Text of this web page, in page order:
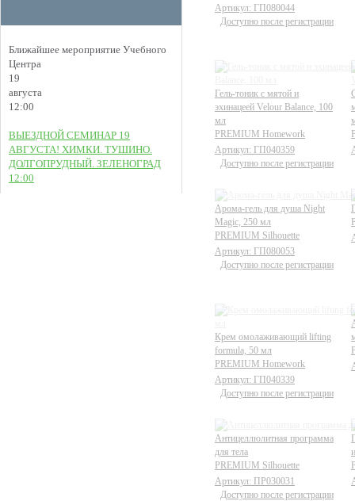
Ближайшее мероприятие Учебного
Центра
19
августа
12:00
ВЫЕЗДНОЙ СЕМИНАР 19
АВГУСТА! ХИМКИ. ТУШИНО.
ДОЛГОПРУДНЫЙ. ЗЕЛЕНОГРАД
12:00
Артикул: ГП080044
Доступно после регистрации
Гель-тоник с мятой и
эхинацеей Velour Balance, 100
мл
PREMIUM Homework
Артикул: ГП040359
Доступно после регистрации
Арома-гель для душа Night
Magic, 250 мл
PREMIUM Silhouette
Артикул: ГП080053
Доступно после регистрации
Крем омолаживающий lifting
formula, 50 мл
PREMIUM Homework
Артикул: ГП040339
Доступно после регистрации
Антицеллюлитная программа
для тела
PREMIUM Silhouette
Артикул: ПР030031
Доступно после регистрации